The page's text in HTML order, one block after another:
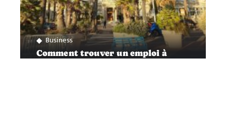
Business
Comment trouver un emploi à